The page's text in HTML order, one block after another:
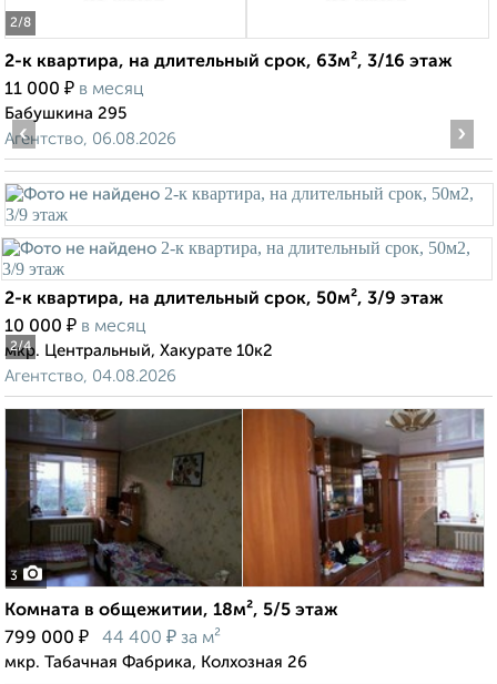
2/8
2-к квартира, на длительный срок, 63м², 3/16 этаж
11 000 ₽ в месяц
Бабушкина 295
Агентство, 06.08.2026
2/4
‹ ›
2-к квартира, на длительный срок, 50м², 3/9 этаж
10 000 ₽ в месяц
мкр. Центральный, Хакурате 10к2
Агентство, 04.08.2026
3
Комната в общежитии, 18м², 5/5 этаж
799 000 ₽ 44 400 ₽ за м²
мкр. Табачная Фабрика, Колхозная 26